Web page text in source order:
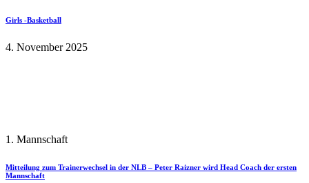
Girls -Basketball
4. November 2025
1. Mannschaft
Mitteilung zum Trainerwechsel in der NLB – Peter Raizner wird Head Coach der ersten
Mannschaft